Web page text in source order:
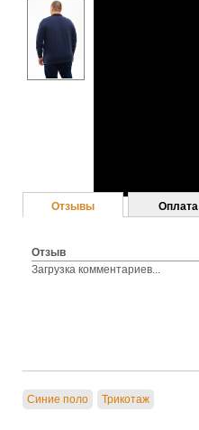
Отзывы
Отзыв
Загрузка комментариев...
Оплата
Синие поло Трикотаж